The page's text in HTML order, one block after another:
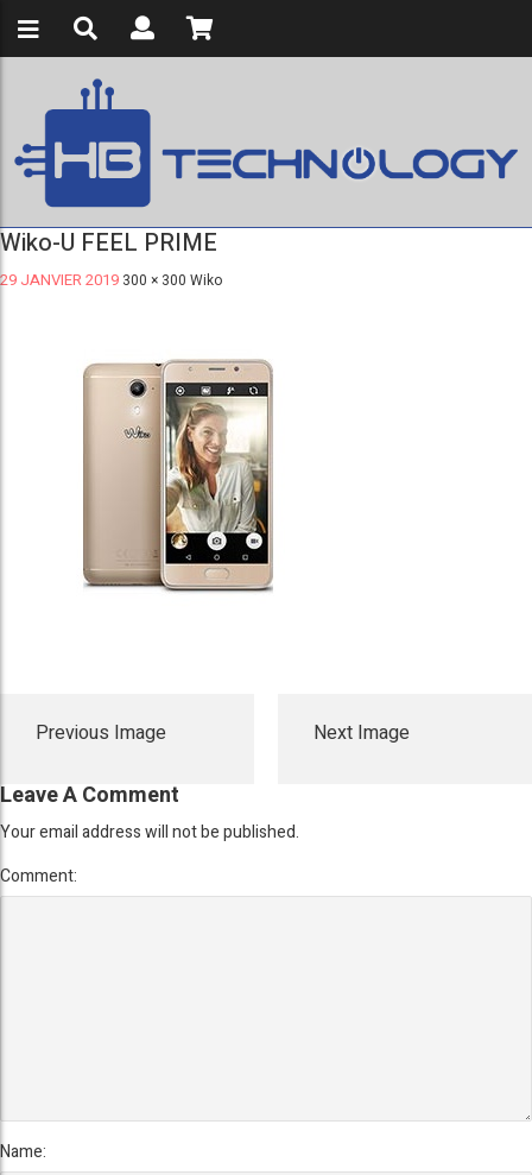
Wiko-U FEEL PRIME
29 JANVIER 2019 300 × 300 Wiko
Previous Image Next Image
Leave A Comment
Your email address will not be published.
Comment:
Name: